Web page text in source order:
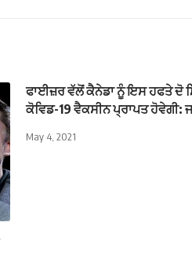
ਫਾਈਜ਼ਰ ਵੱਲੋਂ ਕੈਨੇਡਾ ਨੂੰ ਇਸ ਹਫਤੇ ਦੋ
ਕੋਵਿਡ-19 ਵੈਕਸੀਨ ਪ੍ਰਾਪਤ ਹੋਵੇਗੀ:
May 4, 2021